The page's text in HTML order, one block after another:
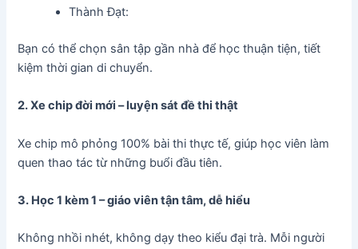
Thành Đạt:
Bạn có thể chọn sân tập gần nhà để học thuận tiện, tiết
kiệm thời gian di chuyển.
2. Xe chip đời mới – luyện sát đề thi thật
Xe chip mô phỏng 100% bài thi thực tế, giúp học viên làm
quen thao tác từ những buổi đầu tiên.
3. Học 1 kèm 1 – giáo viên tận tâm, dễ hiểu
Không nhồi nhét, không dạy theo kiểu đại trà. Mỗi người